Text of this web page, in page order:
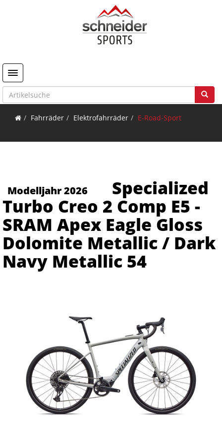
Toggle navigation
Fahrräder Elektrofahrräder E-Road-Sport
Modelljahr 2026
Specialized
Turbo Creo 2 Comp E5 -
SRAM Apex Eagle Gloss
Dolomite Metallic / Dark
Navy Metallic 54